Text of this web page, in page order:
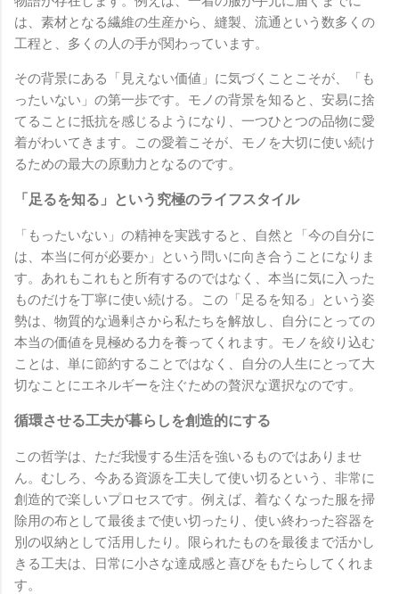
は、素材となる繊維の生産から、縫製、流通という数多くの
工程と、多くの人の手が関わっています。
その背景にある「見えない価値」に気づくことこそが、「も
ったいない」の第一歩です。モノの背景を知ると、安易に捨
てることに抵抗を感じるようになり、一つひとつの品物に愛
着がわいてきます。この愛着こそが、モノを大切に使い続け
るための最大の原動力となるのです。
「足るを知る」という究極のライフスタイル
「もったいない」の精神を実践すると、自然と「今の自分に
は、本当に何が必要か」という問いに向き合うことになりま
す。あれもこれもと所有するのではなく、本当に気に入った
ものだけを丁寧に使い続ける。この「足るを知る」という姿
勢は、物質的な過剰さから私たちを解放し、自分にとっての
本当の価値を見極める力を養ってくれます。モノを絞り込む
ことは、単に節約することではなく、自分の人生にとって大
切なことにエネルギーを注ぐための贅沢な選択なのです。
循環させる工夫が暮らしを創造的にする
この哲学は、ただ我慢する生活を強いるものではありませ
ん。むしろ、今ある資源を工夫して使い切るという、非常に
創造的で楽しいプロセスです。例えば、着なくなった服を掃
除用の布として最後まで使い切ったり、使い終わった容器を
別の収納として活用したり。限られたものを最後まで活かし
きる工夫は、日常に小さな達成感と喜びをもたらしてくれま
す。